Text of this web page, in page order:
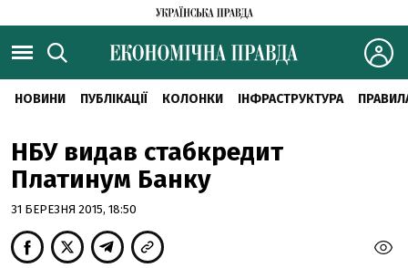
НОВИНИ ПУБЛІКАЦІЇ КОЛОНКИ ІНФРАСТРУКТУРА
НБУ видав стабкредит
Платинум Банку
31 БЕРЕЗНЯ 2015, 18:50